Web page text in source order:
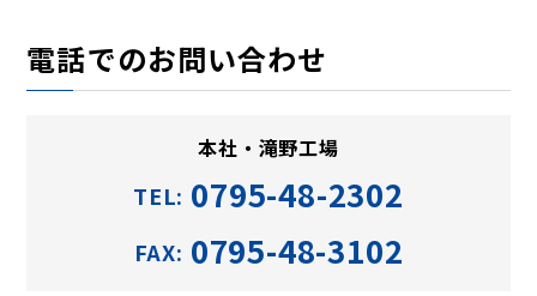
電話でのお問い合わせ
本社・滝野工場
TEL: 0795-48-2302
FAX: 0795-48-3102